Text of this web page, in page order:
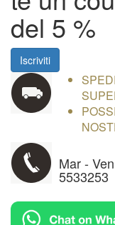
del 5 %
Iscriviti
Mar -
5533253